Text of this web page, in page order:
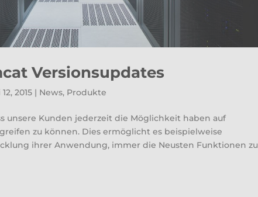
Versionsupdates
2015 | News, Produkte
unsere Kunden jederzeit die Möglichkeit haben auf
zu können. Dies ermöglicht es beispielweise
ihrer Anwendung, immer die Neusten Funktionen zu